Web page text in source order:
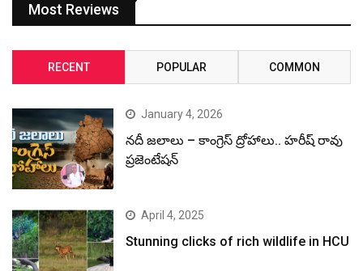
Most Reviews
RECENT POPULAR COMMON
January 4, 2026
నదీ జలాలు – కాంగ్రెస్ ద్రోహాలు.. హరీష్ రావు
ప్రజెంటేషన్
April 4, 2025
Stunning clicks of rich wildlife in HCU